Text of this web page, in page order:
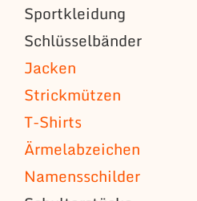
Sportkleidung
Schlüsselbänder
Jacken
Strickmützen
T-Shirts
Ärmelabzeichen
Namensschilder